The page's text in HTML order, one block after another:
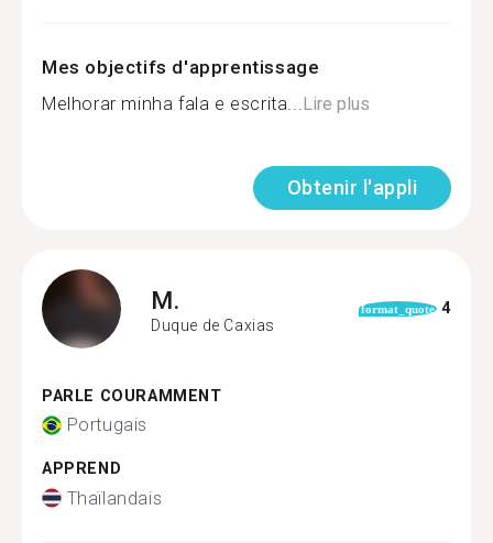
Mes objectifs d'apprentissage
Melhorar minha fala e escrita... Lire plus
Obtenir l'appli
M.
Duque de Caxias
format_quote 4
PARLE COURAMMENT
Portugais
APPREND
Thaïlandais